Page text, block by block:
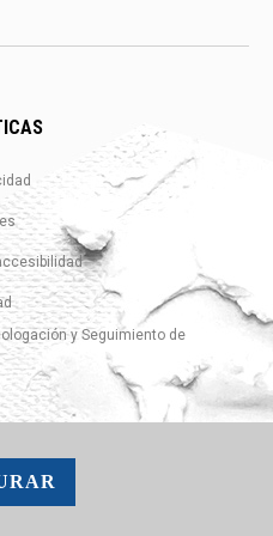
y Seguimiento de